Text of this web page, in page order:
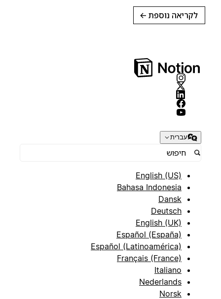
לקריאה נוספת →
עברית
English (US)
Bahasa Indonesia
Dansk
Deutsch
English (UK)
Español (España)
Español (Latinoamérica)
Français (France)
Italiano
Nederlands
Norsk